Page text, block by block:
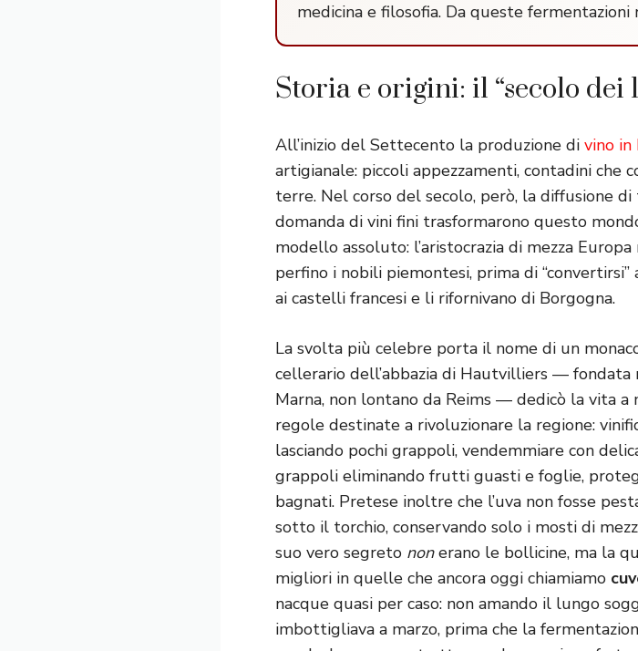
medicina e filosofia. Da queste fermentazioni
Storia e origini: il “secolo
All’inizio del Settecento la produzione di vino in
artigianale: piccoli appezzamenti, contadini che
terre. Nel corso del secolo, però, la diffusione
domanda di vini fini trasformarono questo
modello assoluto: l’aristocrazia di mezza
perfino i nobili piemontesi, prima di
ai castelli francesi e li rifornivano di Borgogna.
La svolta più celebre porta il nome di un
cellerario dell’abbazia di Hautvilliers —
Marna, non lontano da Reims — dedicò la vita
regole destinate a rivoluzionare la regione:
lasciando pochi grappoli, vendemmiare con
grappoli eliminando frutti guasti e foglie,
bagnati. Pretese inoltre che l’uva non fosse
sotto il torchio, conservando solo i mosti di
suo vero segreto nonerano le bollicine, ma la
migliori in quelle che ancora oggi chiamiamo
nacque quasi per caso: non amando il lungo
imbottigliava a marzo, prima che la